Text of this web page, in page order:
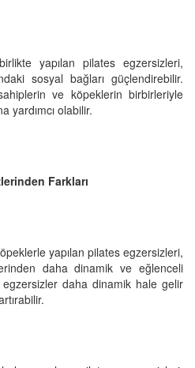
yapılan pilates egzersizleri,
sosyal bağları güçlendirebilir.
ve köpeklerin birbirleriyle
yardımcı olabilir.
Farkları
yapılan pilates egzersizleri,
daha dinamik ve eğlenceli
egzersizler daha dinamik hale gelir